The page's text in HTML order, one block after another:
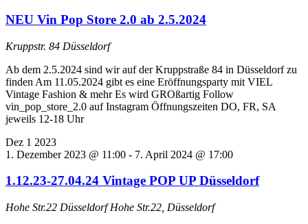
NEU Vin Pop Store 2.0 ab 2.5.2024
Kruppstr. 84 Düsseldorf
Ab dem 2.5.2024 sind wir auf der Kruppstraße 84 in Düsseldorf zu
finden Am 11.05.2024 gibt es eine Eröffnungsparty mit VIEL
Vintage Fashion & mehr Es wird GROßartig Follow
vin_pop_store_2.0 auf Instagram Öffnungszeiten DO, FR, SA
jeweils 12-18 Uhr
Dez 1 2023
1. Dezember 2023 @ 11:00 - 7. April 2024 @ 17:00
1.12.23-27.04.24 Vintage POP UP Düsseldorf
Hohe Str.22 DüsseldorfHohe Str.22, Düsseldorf